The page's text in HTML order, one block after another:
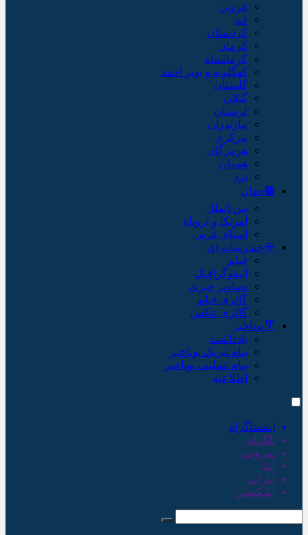
قزوین
قم
کردستان
کرمان
کرمانشاه
کهگلویه و بویر احمد
گلستان
گیلان
لرستان
مازندران
مرکزی
هرمزگان
همدان
یزد
🟫جهان
بین الملل
آمریکا و اروپاه
آسیای غربی
🔷چندرسانه ای
فیلم
اینفوگرافیک
تصاویر خبری
گالری فیلم
گالری عکس
🔻پویاخبر
یادداشت
پیام تبریک پویاخبر
پیام تسلیت پویاخبر
اطلاعیه
اینستاگرام
تلگرام
سروش
ایتا
آپارات
اپلیکیشن